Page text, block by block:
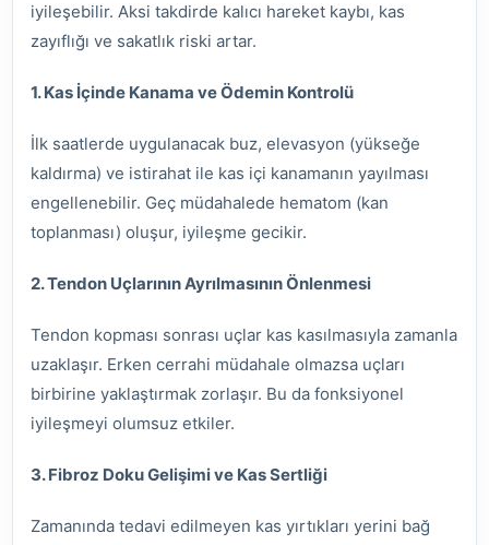
iyileşebilir. Aksi takdirde kalıcı hareket kaybı, kas
zayıflığı ve sakatlık riski artar.
1. Kas İçinde Kanama ve Ödemin Kontrolü
İlk saatlerde uygulanacak buz, elevasyon (yükseğe
kaldırma) ve istirahat ile kas içi kanamanın yayılması
engellenebilir. Geç müdahalede hematom (kan
toplanması) oluşur, iyileşme gecikir.
2. Tendon Uçlarının Ayrılmasının Önlenmesi
Tendon kopması sonrası uçlar kas kasılmasıyla zamanla
uzaklaşır. Erken cerrahi müdahale olmazsa uçları
birbirine yaklaştırmak zorlaşır. Bu da fonksiyonel
iyileşmeyi olumsuz etkiler.
3. Fibroz Doku Gelişimi ve Kas Sertliği
Zamanında tedavi edilmeyen kas yırtıkları yerini bağ